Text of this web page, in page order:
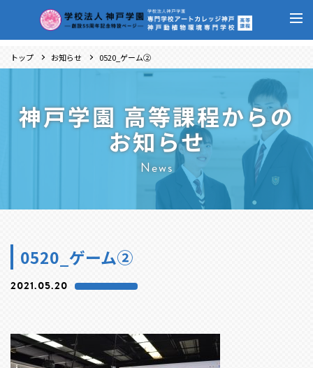
トップ お知らせ 0520_ゲーム②
神戸学園 高等課程からの
お知らせ
News
0520_ゲーム②
2021.05.20